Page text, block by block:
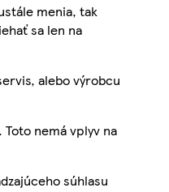
menia, tak
sa len na
alebo výrobcu
nemá vplyv na
súhlasu